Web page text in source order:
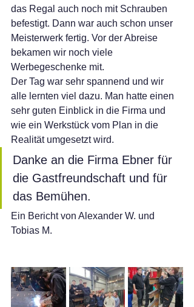
das Regal auch noch mit Schrauben
befestigt. Dann war auch schon unser
Meisterwerk fertig. Vor der Abreise
bekamen wir noch viele
Werbegeschenke mit.
Der Tag war sehr spannend und wir
alle lernten viel dazu. Man hatte einen
sehr guten Einblick in die Firma und
wie ein Werkstück vom Plan in die
Realität umgesetzt wird.
Danke an die Firma Ebner für
die Gastfreundschaft und für
das Bemühen.
Ein Bericht von Alexander W. und
Tobias M.